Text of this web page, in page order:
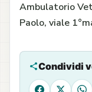
Ambulatorio
Paolo, viale
Condividi